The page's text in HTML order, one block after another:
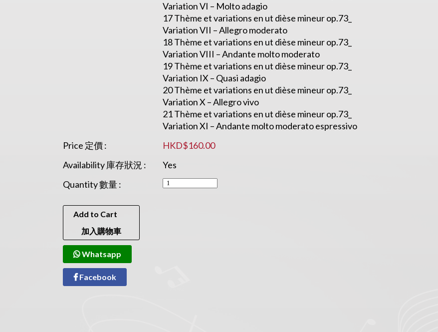
Variation VI – Molto adagio
17 Thème et variations en ut dièse mineur op.73_
Variation VII – Allegro moderato
18 Thème et variations en ut dièse mineur op.73_
Variation VIII – Andante molto moderato
19 Thème et variations en ut dièse mineur op.73_
Variation IX – Quasi adagio
20 Thème et variations en ut dièse mineur op.73_
Variation X – Allegro vivo
21 Thème et variations en ut dièse mineur op.73_
Variation XI – Andante molto moderato espressivo
Price 定價 :
HKD$160.00
Availability 庫存狀況 :
Yes
Quantity 數量 :
Add to Cart
加入購物車
Whatsapp
Facebook